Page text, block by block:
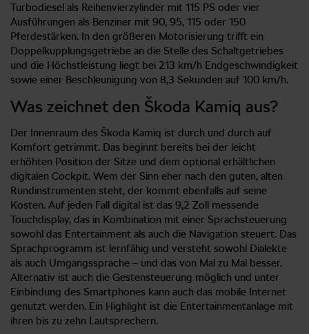
Turbodiesel als Reihenvierzylinder mit 115 PS oder vier
Ausführungen als Benziner mit 90, 95, 115 oder 150
Pferdestärken. In den größeren Motorisierung trifft ein
Doppelkupplungsgetriebe an die Stelle des Schaltgetriebes
und die Höchstleistung liegt bei 213 km/h Endgeschwindigkeit
sowie einer Beschleunigung von 8,3 Sekunden auf 100 km/h.
Was zeichnet den Škoda Kamiq aus?
Der Innenraum des Škoda Kamiq ist durch und durch auf
Komfort getrimmt. Das beginnt bereits bei der leicht
erhöhten Position der Sitze und dem optional erhältlichen
digitalen Cockpit. Wem der Sinn eher nach den guten, alten
Rundinstrumenten steht, der kommt ebenfalls auf seine
Kosten. Auf jeden Fall digital ist das 9,2 Zoll messende
Touchdisplay, das in Kombination mit einer Sprachsteuerung
sowohl das Entertainment als auch die Navigation steuert. Das
Sprachprogramm ist lernfähig und versteht sowohl Dialekte
als auch Umgangssprache – und das von Mal zu Mal besser.
Alternativ ist auch die Gestensteuerung möglich und unter
Einbindung des Smartphones kann auch das mobile Internet
genutzt werden. Ein Highlight ist die Entertainmentanlage mit
ihren bis zu zehn Lautsprechern.